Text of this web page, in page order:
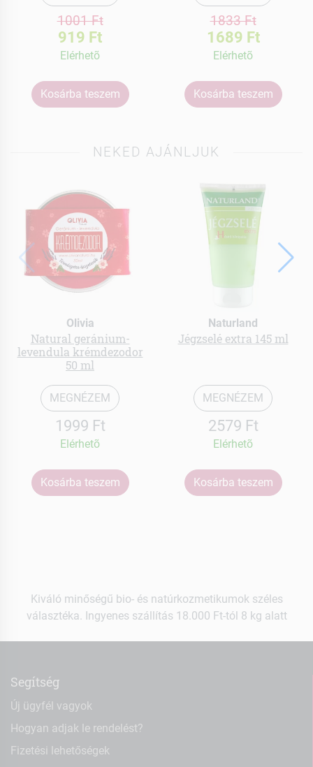
1001 Ft
919 Ft
Elérhetõ
Kosárba teszem
1833 Ft
1689 Ft
Elérhetõ
Kosárba teszem
NEKED AJÁNLJUK
Olivia
Natural geránium-
levendula krémdezodor
50 ml
MEGNÉZEM
1999 Ft
Elérhetõ
Kosárba teszem
Naturland
Jégzselé extra 145 ml
MEGNÉZEM
2579 Ft
Elérhetõ
Kosárba teszem
Kiváló minőségű bio- és natúrkozmetikumok széles
választéka. Ingyenes szállítás 18.000 Ft-tól 8 kg alatt
Segítség
Új ügyfél vagyok
Hogyan adjak le rendelést?
Fizetési lehetőségek